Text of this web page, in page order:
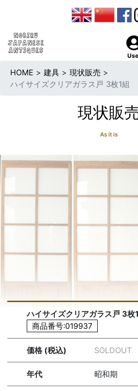
HOME > 建具 > 現状販売 >
ハイサイズクリアガラス戸 3枚1組
現状販
As it is
ハイサイズクリアガラス戸 3
商品番号:019937
価格 (税込) SOLDOUT
年代 昭和期